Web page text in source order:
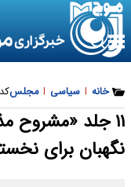
خانه | سیاسی | مجلس
۱۱ جلد «مشروح
نگهبان برای